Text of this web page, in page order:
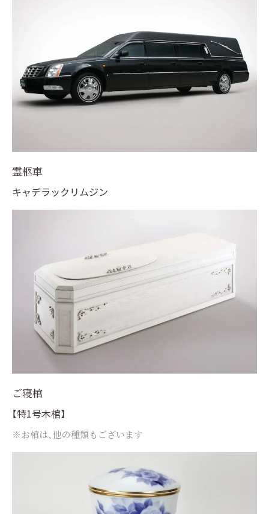
霊柩車
キャデラックリムジン
ご寝棺
【特1号木棺】
※お棺は、他の種類もございます